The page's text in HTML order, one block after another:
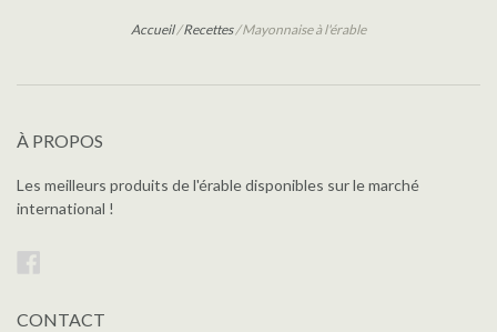
Accueil/Recettes/Mayonnaise à l'érable
À PROPOS
Les meilleurs produits de l'érable disponibles sur le marché
international !
CONTACT